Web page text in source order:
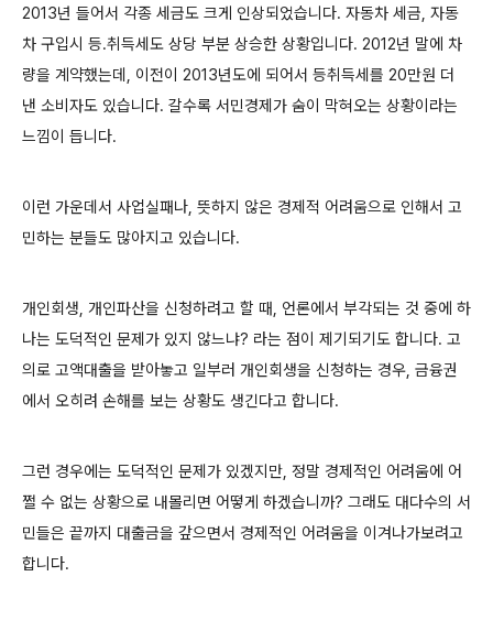
2013년 들어서 각종 세금도 크게 인상되었습니다. 자동차 세금, 자동
차 구입시 등.취득세도 상당 부분 상승한 상황입니다. 2012년 말에 차
량을 계약했는데, 이전이 2013년도에 되어서 등취득세를 20만원 더
낸 소비자도 있습니다. 갈수록 서민경제가 숨이 막혀오는 상황이라는
느낌이 듭니다.
이런 가운데서 사업실패나, 뜻하지 않은 경제적 어려움으로 인해서 고
민하는 분들도 많아지고 있습니다.
개인회생, 개인파산을 신청하려고 할 때, 언론에서 부각되는 것 중에 하
나는 도덕적인 문제가 있지 않느냐? 라는 점이 제기되기도 합니다. 고
의로 고액대출을 받아놓고 일부러 개인회생을 신청하는 경우, 금융권
에서 오히려 손해를 보는 상황도 생긴다고 합니다.
그런 경우에는 도덕적인 문제가 있겠지만, 정말 경제적인 어려움에 어
쩔 수 없는 상황으로 내몰리면 어떻게 하겠습니까? 그래도 대다수의 서
민들은 끝까지 대출금을 갚으면서 경제적인 어려움을 이겨나가보려고
합니다.